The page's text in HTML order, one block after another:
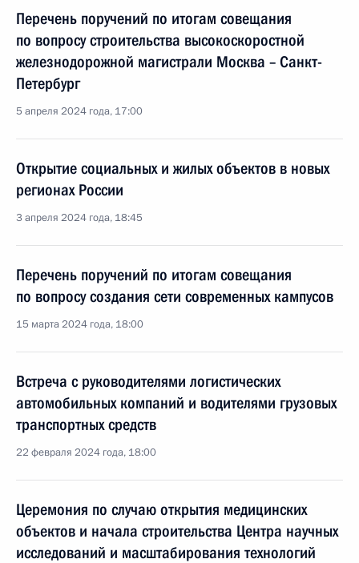
Перечень поручений по итогам совещания
по вопросу строительства высокоскоростной
железнодорожной магистрали Москва – Санкт-
Петербург
5 апреля 2024 года, 17:00
Открытие социальных и жилых объектов в новых
регионах России
3 апреля 2024 года, 18:45
Перечень поручений по итогам совещания
по вопросу создания сети современных кампусов
15 марта 2024 года, 18:00
Встреча с руководителями логистических
автомобильных компаний и водителями грузовых
транспортных средств
22 февраля 2024 года, 18:00
Церемония по случаю открытия медицинских
объектов и начала строительства Центра научных
исследований и масштабирования технологий